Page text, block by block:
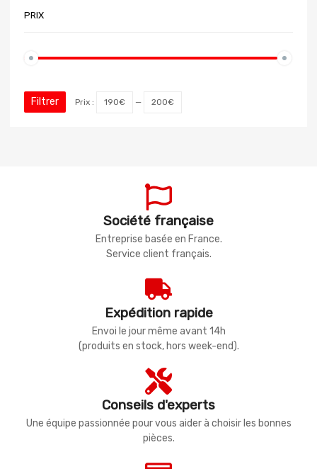
PRIX
Filtrer Prix : 190€ — 200€
Société française
Entreprise basée en France.
Service client français.
Expédition rapide
Envoi le jour même avant 14h
(produits en stock, hors week-end).
Conseils d'experts
Une équipe passionnée pour vous aider à choisir les bonnes
pièces.